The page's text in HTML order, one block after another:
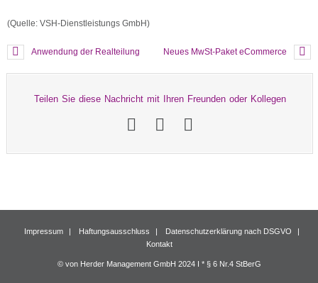
(Quelle: VSH-Dienstleistungs GmbH)
Anwendung der Realteilung Neues MwSt-Paket eCommerce
Teilen Sie diese Nachricht mit Ihren Freunden oder Kollegen
Impressum Haftungsausschluss
Datenschutzerklärung nach DSGVO
Kontakt
© von Herder Management GmbH 2024 I * § 6 Nr.4 StBerG